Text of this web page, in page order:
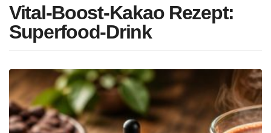
Vital-Boost-Kakao Rezept:
Superfood-Drink